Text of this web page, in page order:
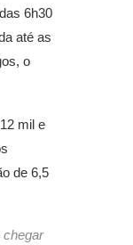
6h30
até as
o
mil e
de 6,5
chegar